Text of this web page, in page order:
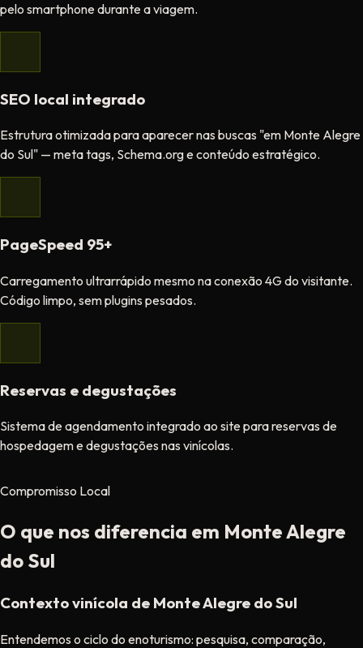
pelo smartphone durante a viagem.
SEO local integrado
Estrutura otimizada para aparecer nas buscas "em Monte Alegre
do Sul" — meta tags, Schema.org e conteúdo estratégico.
PageSpeed 95+
Carregamento ultrarrápido mesmo na conexão 4G do visitante.
Código limpo, sem plugins pesados.
Reservas e degustações
Sistema de agendamento integrado ao site para reservas de
hospedagem e degustações nas vinícolas.
Compromisso Local
O que nos diferencia em Monte Alegre
do Sul
Contexto vinícola de Monte Alegre do Sul
Entendemos o ciclo do enoturismo: pesquisa, comparação,